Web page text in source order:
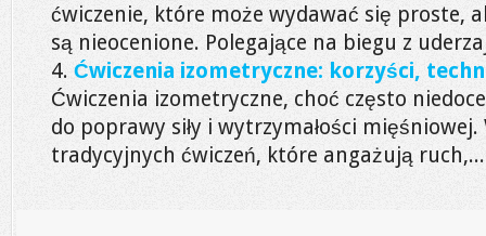
ćwiczenie, które może wydawać się proste,
są nieocenione. Polegające na biegu z
Ćwiczenia izometryczne: korzyści,
Ćwiczenia izometryczne, choć często
do poprawy siły i wytrzymałości
tradycyjnych ćwiczeń, które angażują ruch,...